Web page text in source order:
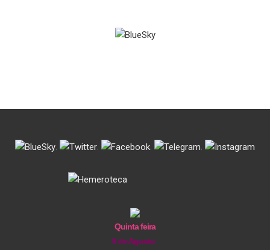
. . . .
Quinta feira
6 de Agosto